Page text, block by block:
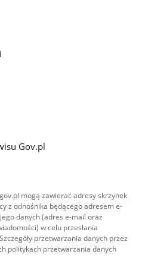
Gov.pl
mogą zawierać adresy skrzynek
z odnośnika będącego adresem e-
danych (adres e-mail oraz
w celu przesłania
przetwarzania danych przez
politykach przetwarzania danych